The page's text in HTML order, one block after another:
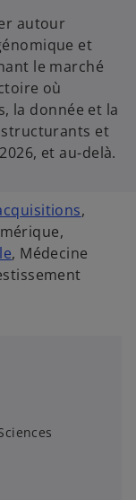
autour
et
le marché
où
la donnée et la
et
et au-delà.
,
, Médecine